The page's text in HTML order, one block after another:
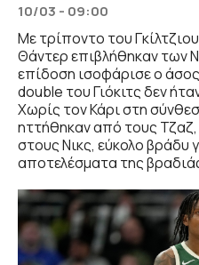
10/03 - 09:00
Με τρίποντο του
Θάντερ επιβλήθηκαν των
επίδοση ισοφάρισε ο
double του Γιόκιτς δεν
Χωρίς τον Κάρι στη
ηττήθηκαν από τους Τζαζ,
στους Νικς, εύκολο βράδυ
αποτελέσματα της